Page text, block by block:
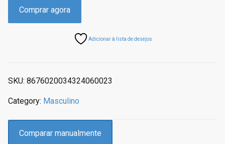
Comprar agora
Adicionar à lista de desejos
SKU: 8676020034324060023
Category: Masculino
Comparar manualmente